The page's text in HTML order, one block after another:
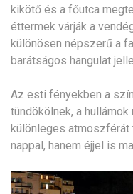
kikötő és a főutca
éttermek várják a
különösen népszerű a
barátságos hangulat
Az esti fényekben a
tündökölnek, a
különleges atmoszférát
nappal, hanem éjjel is